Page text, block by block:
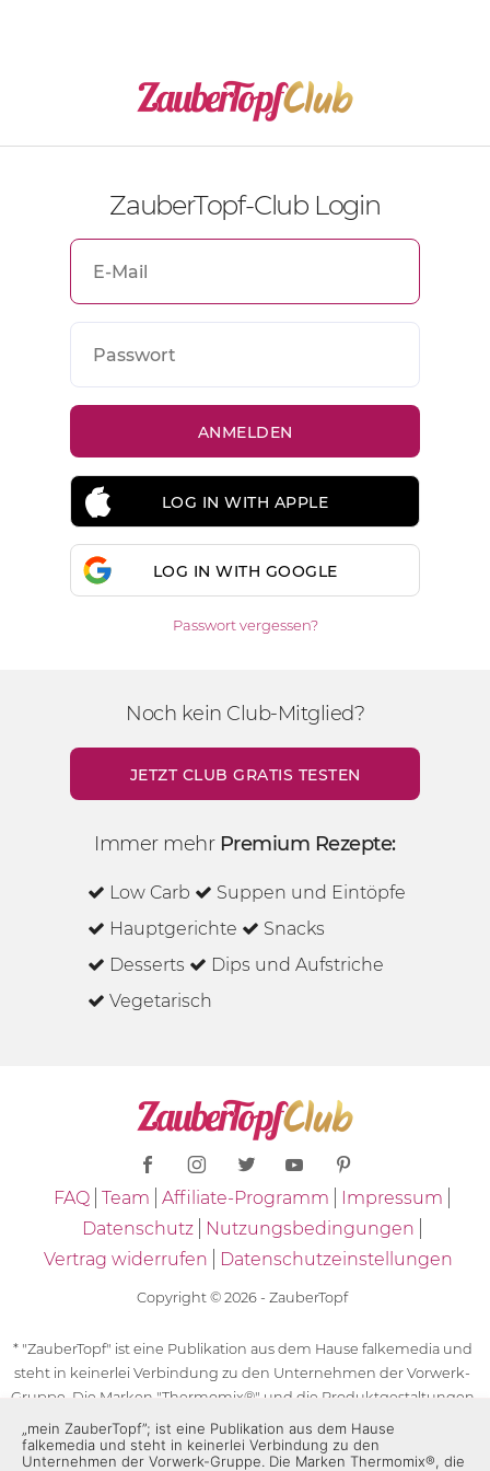
ZauberTopf-Club Login
LOG IN WITH APPLE
LOG IN WITH GOOGLE
Passwort vergessen?
Noch kein Club-Mitglied?
JETZT CLUB GRATIS TESTEN
Immer mehr Premium Rezepte:
Low Carb
Suppen und Eintöpfe
Hauptgerichte
Snacks
Desserts
Dips und Aufstriche
Vegetarisch
FAQ Team Affiliate-Programm
Impressum
Datenschutz
Nutzungsbedingungen
Vertrag widerrufen
Datenschutzeinstellungen
Copyright © 2026 - ZauberTopf
* "ZauberTopf" ist eine Publikation aus dem Hause falkemedia und
steht in keinerlei Verbindung zu den Unternehmen der Vorwerk-
Gruppe. Die Marken "Thermomix®" und die Produktgestaltungen
des "Thermomix®" sind eingetragene Marken der Unternehmen
der Vorwerk-Gruppe. Die Marken Thermomix®, die Zeichen TM5®,
„mein ZauberTopf”; ist eine Publikation aus dem Hause
falkemedia und steht in keinerlei Verbindung zu den
Unternehmen der Vorwerk-Gruppe. Die Marken Thermomix®, die